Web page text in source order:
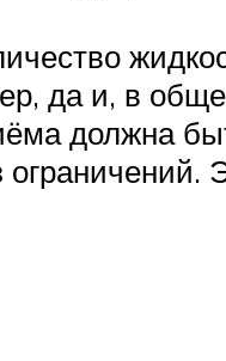
да и, в
должна